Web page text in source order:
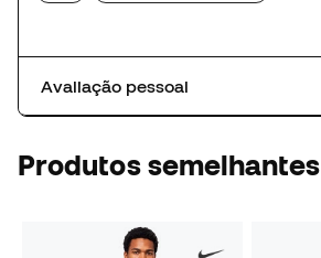
Avaliação pessoal
Produtos semelhantes